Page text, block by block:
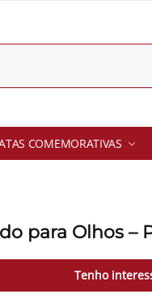
COMEMORATIVAS
para Olhos –
Tenho